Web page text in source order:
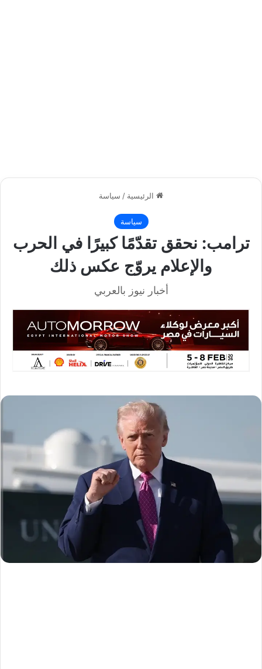
الرئيسية / سياسة
سياسة
ترامب: نحقق تقدّمًا كبيرًا في الحرب
والإعلام يروّج عكس ذلك
أخبار نيوز بالعربي